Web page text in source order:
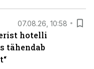
07.08.26, 10:58
hotelli
tähendab